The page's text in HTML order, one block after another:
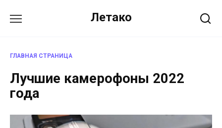
Летако
ГЛАВНАЯ СТРАНИЦА
Лучшие камерофоны 2022
года